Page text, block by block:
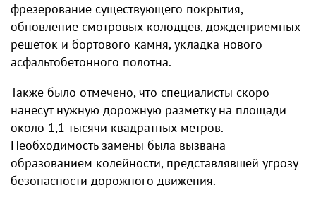
фрезерование существующего покрытия,
обновление смотровых колодцев, дождеприемных
решеток и бортового камня, укладка нового
асфальтобетонного полотна.
Также было отмечено, что специалисты скоро
нанесут нужную дорожную разметку на площади
около 1,1 тысячи квадратных метров.
Необходимость замены была вызвана
образованием колейности, представлявшей угрозу
безопасности дорожного движения.